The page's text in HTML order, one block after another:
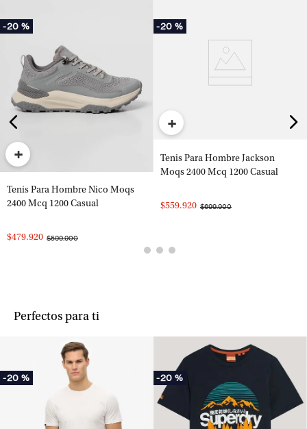
-20 %
+
Tenis Para Hombre Nico Moqs
2400 Mcq 1200 Casual
$479.920 $599.900
-20 %
+
Tenis Para Hombre Jackson
Moqs 2400 Mcq 1200 Casual
$559.920 $699.900
Perfectos para ti
-20 % -20 %